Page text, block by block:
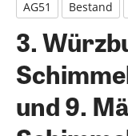
AG51 Bestand
3.
und 9.